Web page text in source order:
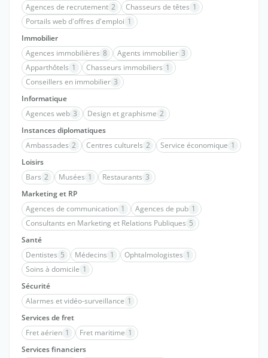
Agences de recrutement 2 Chasseurs de têtes 1
Portails web d'offres d'emploi 1
Immobilier
Agences immobilières 8 Agents immobilier 3
Apparthôtels 1 Chasseurs immobiliers 1
Conseillers en immobilier 3
Informatique
Agences web 3 Design et graphisme 2
Instances diplomatiques
Ambassades 2 Centres culturels 2 Service économique 1
Loisirs
Bars 2 Musées 1 Restaurants 3
Marketing et RP
Agences de communication 1 Agences de pub 1
Consultants en Marketing et Relations Publiques 5
Santé
Dentistes 5 Médecins 1 Ophtalmologistes 1
Soins à domicile 1
Sécurité
Alarmes et vidéo-surveillance 1
Services de fret
Fret aérien 1 Fret maritime 1
Services financiers